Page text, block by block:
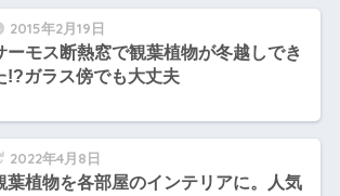
2015年2月19日
ーモス断熱窓で観葉植物が冬越しでき
!?ガラス傍でも大丈夫
2022年4月8日
葉植物を各部屋のインテリアに。人気